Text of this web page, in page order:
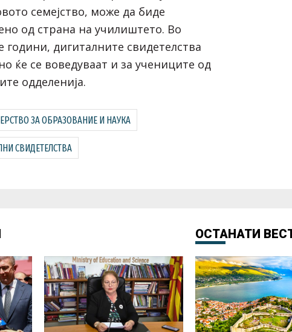
семејство, може да биде
од страна на училиштето. Во
години, дигиталните свидетелства
ќе се воведуваат и за учениците од
одделенија.
ЗА ОБРАЗОВАНИЕ И НАУКА
СВИДЕТЕЛСТВА
ОСТАНАТИ